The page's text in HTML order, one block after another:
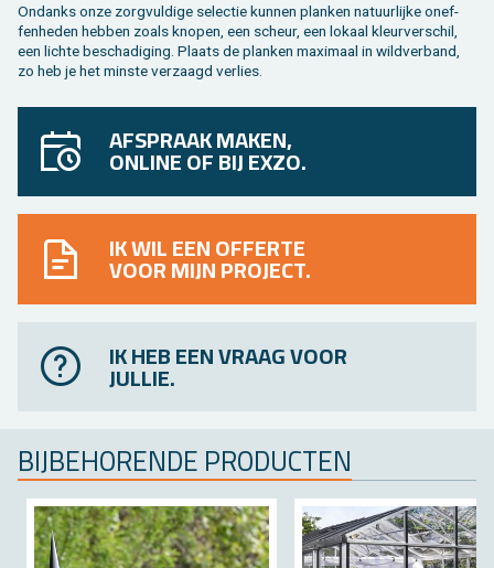
On­danks onze zorg­vul­di­ge se­lec­tie kun­nen plan­ken na­tuur­lij­ke on­ef­
fen­he­den heb­ben zoals kno­pen, een scheur, een lo­kaal kleur­ver­schil,
een lich­te be­scha­di­ging. Plaats de plan­ken maxi­maal in wild­ver­band,
zo heb je het min­ste ver­zaagd ver­lies.
AFSPRAAK MAKEN,
ONLINE OF BIJ EXZO.
IK WIL EEN OFFERTE
VOOR MIJN PROJECT.
IK HEB EEN VRAAG VOOR
JULLIE.
BIJ­BE­HO­REN­DE PRO­DUC­TEN